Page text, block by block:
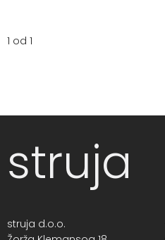
1 od 1
struja
struja d.o.o.